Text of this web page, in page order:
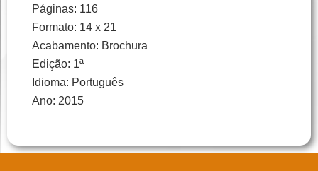
Páginas: 116
Formato: 14 x 21
Acabamento: Brochura
Edição: 1ª
Idioma: Português
Ano: 2015